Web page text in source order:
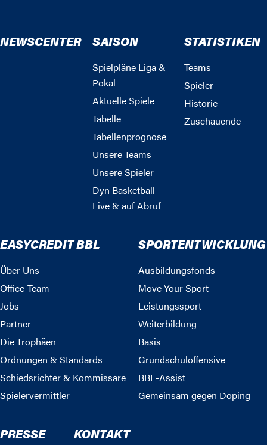
NEWSCENTER SAISON
Spielpläne Liga &
Pokal
Aktuelle Spiele
Tabelle
Tabellenprognose
Unsere Teams
Unsere Spieler
Dyn Basketball -
Live & auf Abruf
STATISTIKEN
Teams
Spieler
Historie
Zuschauende
EASYCREDIT BBL
Über Uns
Office-Team
Jobs
Partner
Die Trophäen
Ordnungen & Standards
Schiedsrichter & Kommissare
Spielervermittler
SPORTENTWICKLUNG
Ausbildungsfonds
Move Your Sport
Leistungssport
Weiterbildung
Basis
Grundschuloffensive
BBL-Assist
Gemeinsam gegen Doping
PRESSE KONTAKT